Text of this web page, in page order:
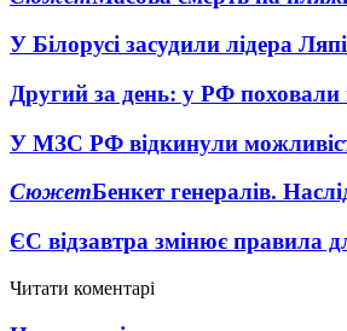
У Білорусі засудили лідера
Другий за день: у РФ поховали
У МЗС РФ відкинули
СюжетБенкет генералів.
ЄС відзавтра змінює правила
Читати коментарі